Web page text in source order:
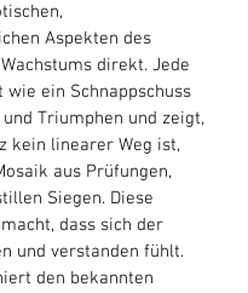
Aspekten des
direkt. Jede
ein Schnappschuss
Triumphen und zeigt,
kein linearer Weg ist,
aus Prüfungen,
Siegen. Diese
dass sich der
und verstanden fühlt.
den bekannten